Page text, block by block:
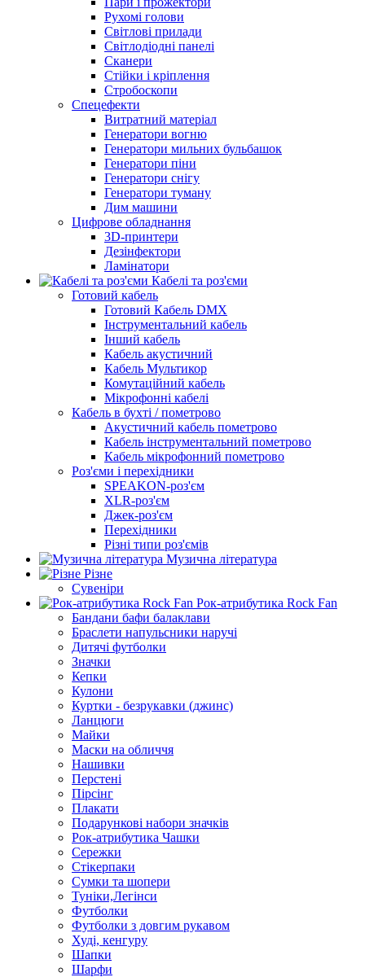
Рухомі голови
Світлові прилади
Світлодіодні панелі
Сканери
Стійки і кріплення
Стробоскопи
Спецефекти
Витратний матеріал
Генератори вогню
Генератори мильних бульбашок
Генератори піни
Генератори снігу
Генератори туману
Дим машини
Цифрове обладнання
3D-принтери
Дезінфектори
Ламінатори
Кабелі та роз'єми
Готовий кабель
Готовий Кабель DMX
Інструментальний кабель
Інший кабель
Кабель акустичний
Кабель Мультикор
Комутаційний кабель
Мікрофонні кабелі
Кабель в бухті / пометрово
Акустичний кабель пометрово
Кабель інструментальний пометрово
Кабель мікрофонний пометрово
Роз'єми і перехідники
SPEAKON-роз'єм
XLR-роз'єм
Джек-роз'єм
Перехідники
Різні типи роз'ємів
Музична література
Різне
Сувеніри
Рок-атрибутика Rock Fan
Бандани бафи балаклави
Браслети напульсники наручі
Дитячі футболки
Значки
Кепки
Кулони
Куртки - безрукавки (джинс)
Ланцюги
Майки
Маски на обличчя
Нашивки
Перстені
Пірсінг
Плакати
Подарункові набори значків
Рок-атрибутика Чашки
Сережки
Стікерпаки
Сумки та шопери
Туніки,Легінси
Футболки
Футболки з довгим рукавом
Худі, кенгуру
Шапки
Шарфи